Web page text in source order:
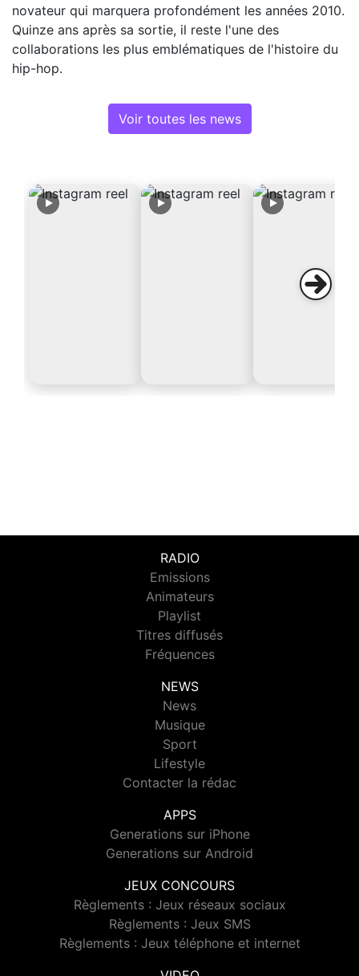
novateur qui marquera profondément les années 2010.
Quinze ans après sa sortie, il reste l'une des
collaborations les plus emblématiques de l'histoire du
hip-hop.
Voir toutes les news
RADIO
Emissions
Animateurs
Playlist
Titres diffusés
Fréquences
NEWS
News
Musique
Sport
Lifestyle
Contacter la rédac
APPS
Generations sur iPhone
Generations sur Android
JEUX CONCOURS
Règlements : Jeux réseaux sociaux
Règlements : Jeux SMS
Règlements : Jeux téléphone et internet